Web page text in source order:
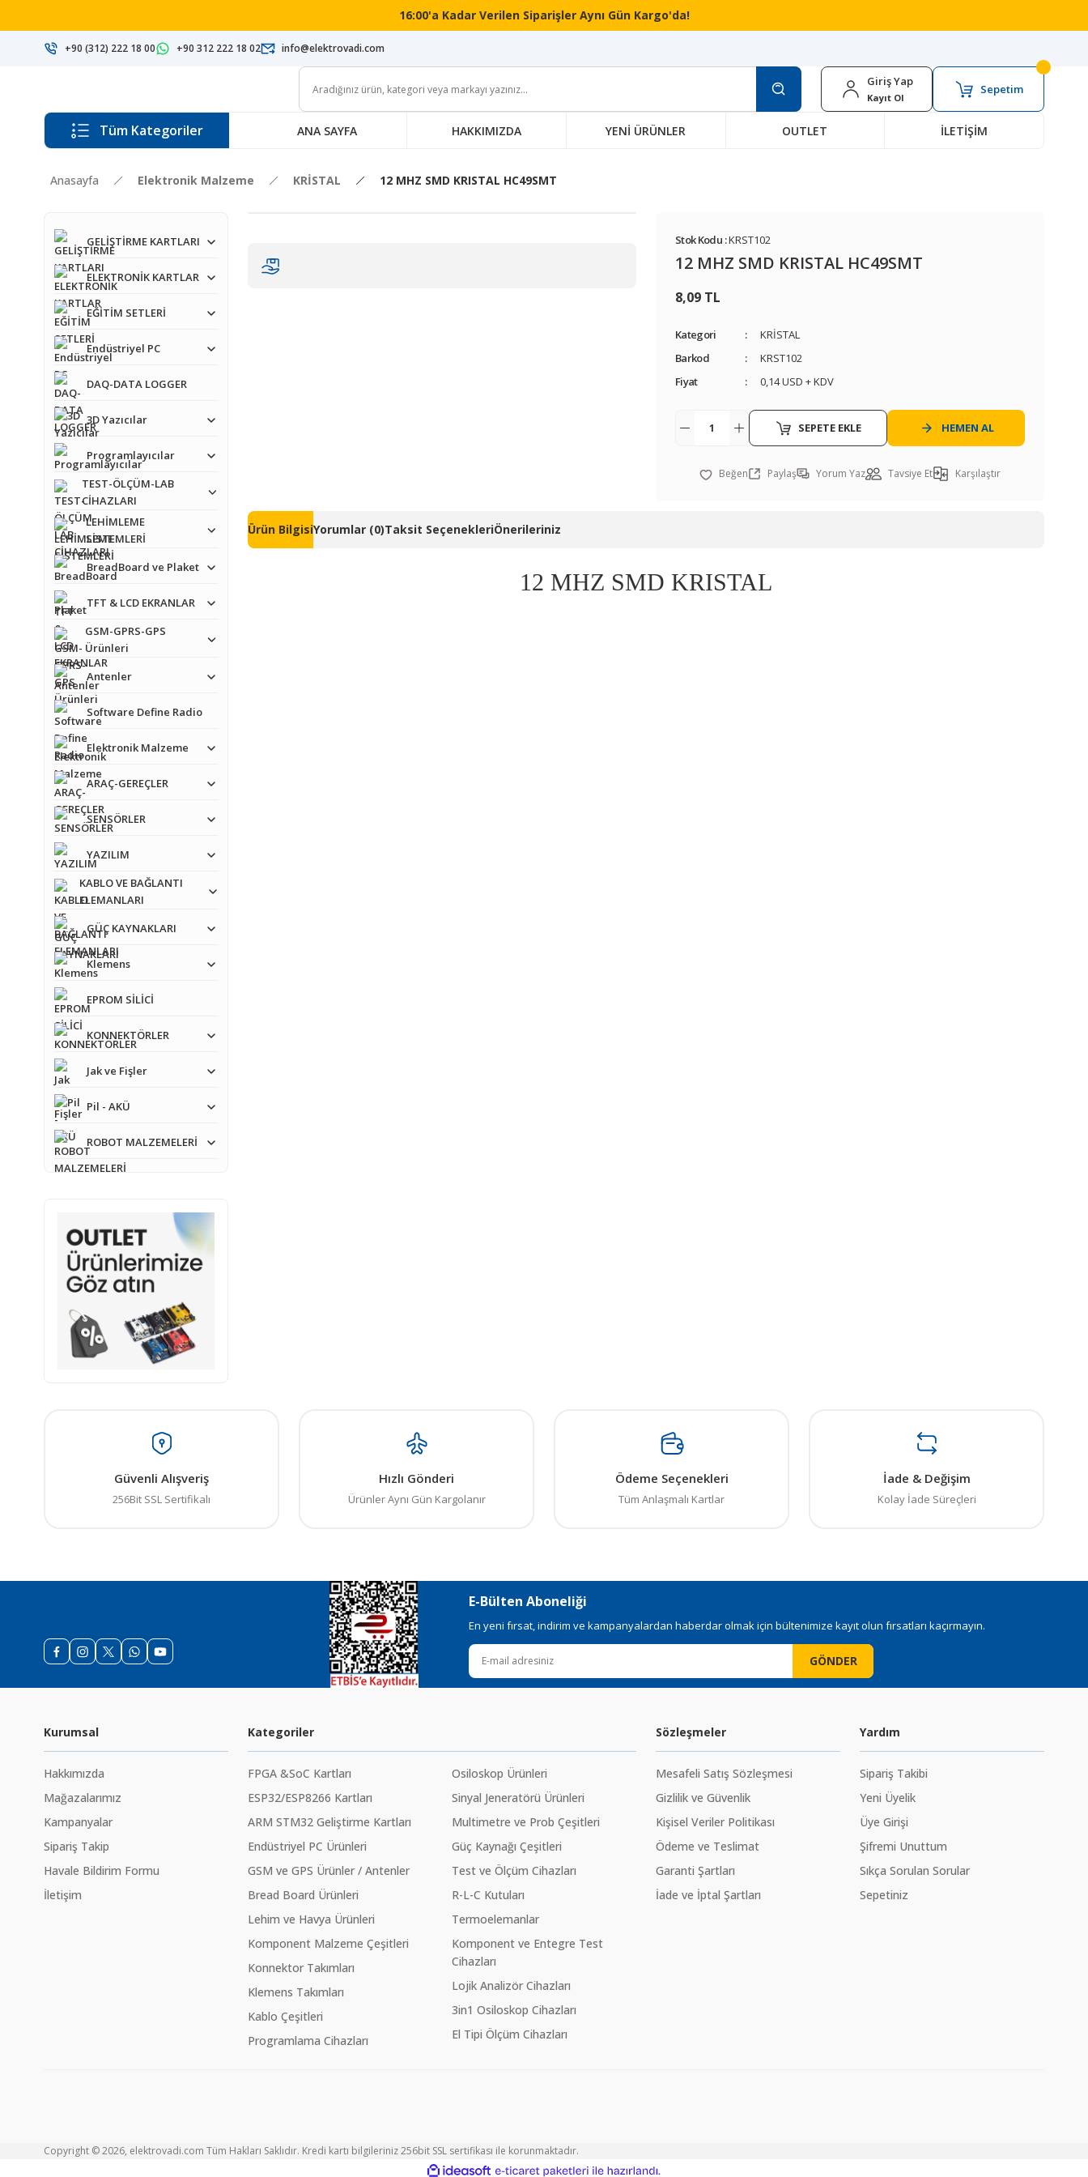
16:00'a Kadar Verilen Siparişler Aynı Gün Kargo'da!
+90 (312) 222 18 00 +90 312 222 18 02 info@elektrovadi.com
Giriş Yap
Kayıt Ol
Sepetim
Tüm Kategoriler ANA SAYFA HAKKIMIZDA YENİ ÜRÜNLER OUTLET İLETİŞİM
Anasayfa Elektronik Malzeme KRİSTAL 12 MHZ SMD KRISTAL HC49SMT
GELİŞTİRME KARTLARI
ELEKTRONİK KARTLAR
EĞİTİM SETLERİ
Endüstriyel PC
DAQ-DATA LOGGER
3D Yazıcılar
Programlayıcılar
TEST-ÖLÇÜM-LAB
CİHAZLARI
LEHİMLEME
SİSTEMLERİ
BreadBoard ve Plaket
TFT & LCD EKRANLAR
GSM-GPRS-GPS
Ürünleri
Antenler
Software Define Radio
Elektronik Malzeme
ARAÇ-GEREÇLER
SENSÖRLER
YAZILIM
KABLO VE BAĞLANTI
ELEMANLARI
GÜÇ KAYNAKLARI
Klemens
EPROM SİLİCİ
KONNEKTÖRLER
Jak ve Fişler
Pil - AKÜ
ROBOT MALZEMELERİ
Stok Kodu :KRST102
12 MHZ SMD KRISTAL HC49SMT
8,09 TL
Kategori
KRİSTAL
Barkod
KRST102
Fiyat
0,14 USD + KDV
SEPETE EKLE HEMEN AL
Paylaş Yorum Yaz Tavsiye Et Karşılaştır
Ürün BilgisiYorumlar (0)Taksit SeçenekleriÖnerileriniz
12 MHZ SMD KRISTAL
Güvenli Alışveriş
256Bit SSL Sertifikalı
Hızlı Gönderi
Ürünler Aynı Gün Kargolanır
Ödeme Seçenekleri
Tüm Anlaşmalı Kartlar
İade & Değişim
Kolay İade Süreçleri
E-Bülten Aboneliği
En yeni fırsat, indirim ve kampanyalardan haberdar olmak için bültenimize kayıt olun fırsatları kaçırmayın.
GÖNDER
Kurumsal
Hakkımızda
Mağazalarımız
Kampanyalar
Sipariş Takip
Havale Bildirim Formu
İletişim
Kategoriler
FPGA &SoC Kartları
ESP32/ESP8266 Kartları
ARM STM32 Geliştirme Kartları
Endüstriyel PC Ürünleri
GSM ve GPS Ürünler / Antenler
Bread Board Ürünleri
Lehim ve Havya Ürünleri
Komponent Malzeme Çeşitleri
Konnektor Takımları
Klemens Takımları
Kablo Çeşitleri
Programlama Cihazları
Osiloskop Ürünleri
Sinyal Jeneratörü Ürünleri
Multimetre ve Prob Çeşitleri
Güç Kaynağı Çeşitleri
Test ve Ölçüm Cihazları
R-L-C Kutuları
Termoelemanlar
Komponent ve Entegre Test
Cihazları
Lojik Analizör Cihazları
3in1 Osiloskop Cihazları
El Tipi Ölçüm Cihazları
Sözleşmeler
Mesafeli Satış Sözleşmesi
Gizlilik ve Güvenlik
Kişisel Veriler Politikası
Ödeme ve Teslimat
Garanti Şartları
İade ve İptal Şartları
Yardım
Sipariş Takibi
Yeni Üyelik
Üye Girişi
Şifremi Unuttum
Sıkça Sorulan Sorular
Sepetiniz
Copyright © 2026, elektrovadi.com Tüm Hakları Saklıdır. Kredi kartı bilgileriniz 256bit SSL sertifikası ile korunmaktadır.
ideasoft e-